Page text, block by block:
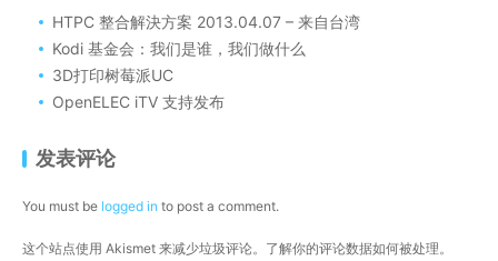
HTPC 整合解決方案 2013.04.07 – 来自台湾
Kodi 基金会：我们是谁，我们做什么
3D打印树莓派UC
OpenELEC iTV 支持发布
发表评论
You must be logged in to post a comment.
这个站点使用 Akismet 来减少垃圾评论。 了解你的评论数据如何被处理。